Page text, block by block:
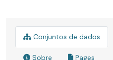
Conjuntos de dados
Sobre Pages